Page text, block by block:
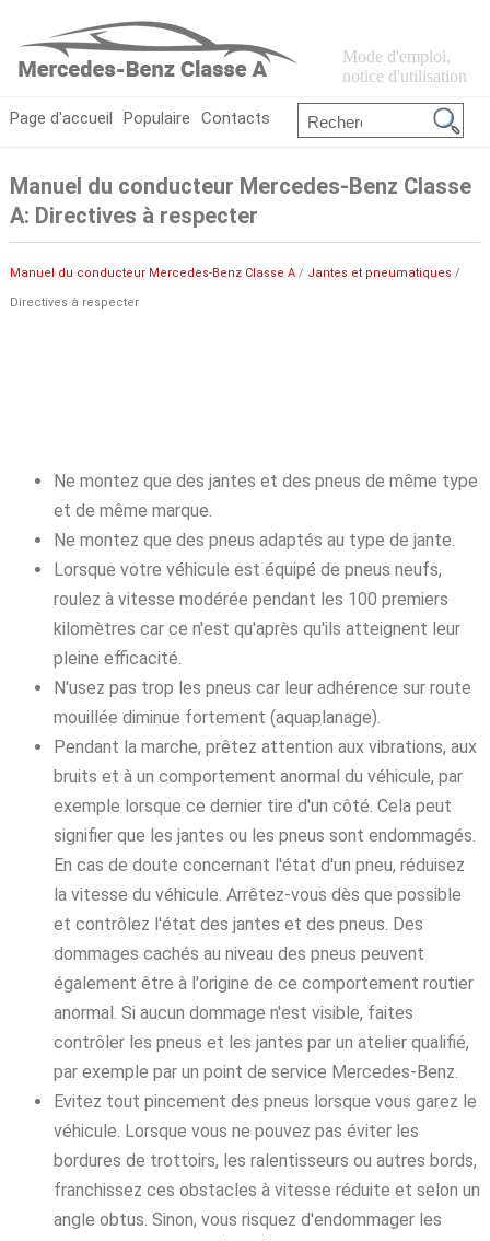
Mode d'emploi,
notice d'utilisation
Page d'accueil Populaire Contacts
Manuel du conducteur Mercedes-Benz Classe
A: Directives à respecter
Manuel du conducteur Mercedes-Benz Classe A/ Jantes et pneumatiques /
Directives à respecter
Ne montez que des jantes et des pneus de même type
et de même marque.
Ne montez que des pneus adaptés au type de jante.
Lorsque votre véhicule est équipé de pneus neufs,
roulez à vitesse modérée pendant les 100 premiers
kilomètres car ce n'est qu'après qu'ils atteignent leur
pleine efficacité.
N'usez pas trop les pneus car leur adhérence sur route
mouillée diminue fortement (aquaplanage).
Pendant la marche, prêtez attention aux vibrations, aux
bruits et à un comportement anormal du véhicule, par
exemple lorsque ce dernier tire d'un côté. Cela peut
signifier que les jantes ou les pneus sont endommagés.
En cas de doute concernant l'état d'un pneu, réduisez
la vitesse du véhicule. Arrêtez-vous dès que possible
et contrôlez l'état des jantes et des pneus. Des
dommages cachés au niveau des pneus peuvent
également être à l'origine de ce comportement routier
anormal. Si aucun dommage n'est visible, faites
contrôler les pneus et les jantes par un atelier qualifié,
par exemple par un point de service Mercedes-Benz.
Evitez tout pincement des pneus lorsque vous garez le
véhicule. Lorsque vous ne pouvez pas éviter les
bordures de trottoirs, les ralentisseurs ou autres bords,
franchissez ces obstacles à vitesse réduite et selon un
angle obtus. Sinon, vous risquez d'endommager les